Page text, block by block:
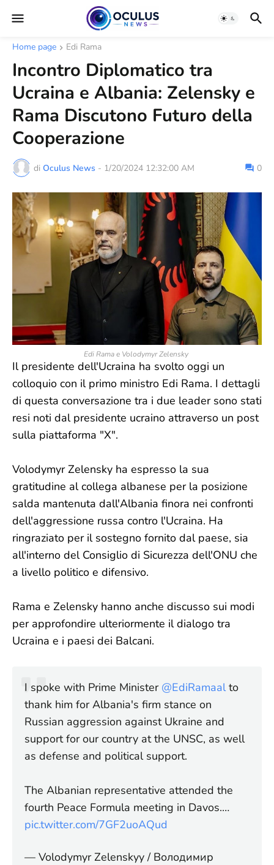
Home page Edi Rama
Incontro Diplomatico tra
Ucraina e Albania: Zelensky e
Rama Discutono Futuro della
Cooperazione
di Oculus News - 1/20/2024 12:32:00 AM 0
Edi Rama e Volodymyr Zelensky
Il presidente dell'Ucraina ha svolto oggi un
colloquio con il primo ministro Edi Rama. I dettagli
di questa conversazione tra i due leader sono stati
resi noti dal presidente ucraino attraverso un post
sulla piattaforma "X".
Volodymyr Zelensky ha espresso la sua
gratitudine al collega albanese per la posizione
salda mantenuta dall'Albania finora nei confronti
dell'aggressione russa contro l'Ucraina. Ha
ringraziato per il sostegno fornito dal paese, sia
all'interno del Consiglio di Sicurezza dell'ONU che
a livello politico e difensivo.
Rama e Zelensky hanno anche discusso sui modi
per approfondire ulteriormente il dialogo tra
Ucraina e i paesi dei Balcani.
I spoke with Prime Minister @EdiRamaalto
thank him for Albania's firm stance on
Russian aggression against Ukraine and
support for our country at the UNSC, as well
as defense and political support.
The Albanian representative attended the
fourth Peace Formula meeting in Davos.…
pic.twitter.com/7GF2uoAQud
— Volodymyr Zelenskyy / Володимир